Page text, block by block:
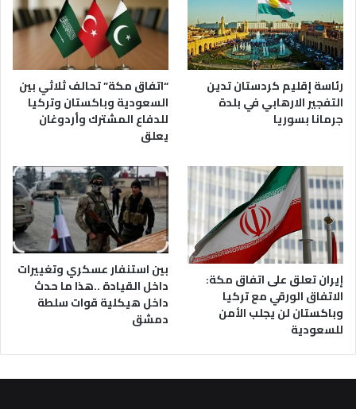
رئاسة إقليم كردستان تدين
التفجير الارهابي في بلدة
جرمانا بسوريا
“اتفاق مكة” تحالف ثلاثي بين
السعودية وباكستان وتركيا
للدفاع المشترك وأردوغان
يعلق
إيران تعلق على اتفاق مكة:
الاتفاق الورقي مع تركيا
وباكستان لن يجلب الأمن
للسعودية
بين استنفار عسكري وتغييرات
داخل القيادة ..هذا ما حدث
داخل هيكلية قوات سلطة
دمشق